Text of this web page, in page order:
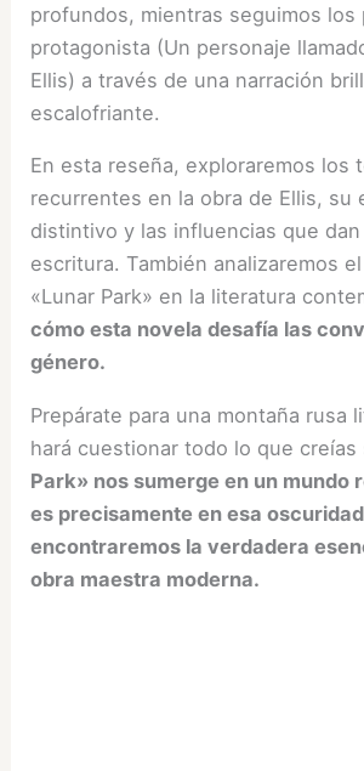
profundos, mientras seguimos los
protagonista (Un personaje
Ellis) a través de una narración
escalofriante.
En esta reseña, exploraremos los
recurrentes en la obra de Ellis, su
distintivo y las influencias que
escritura. También analizaremos
«Lunar Park» en la literatura
cómo esta novela desafía las
género.
Prepárate para una montaña rusa
hará cuestionar todo lo que creías
Park» nos sumerge en un mundo
es precisamente en esa
encontraremos la verdadera
obra maestra moderna.